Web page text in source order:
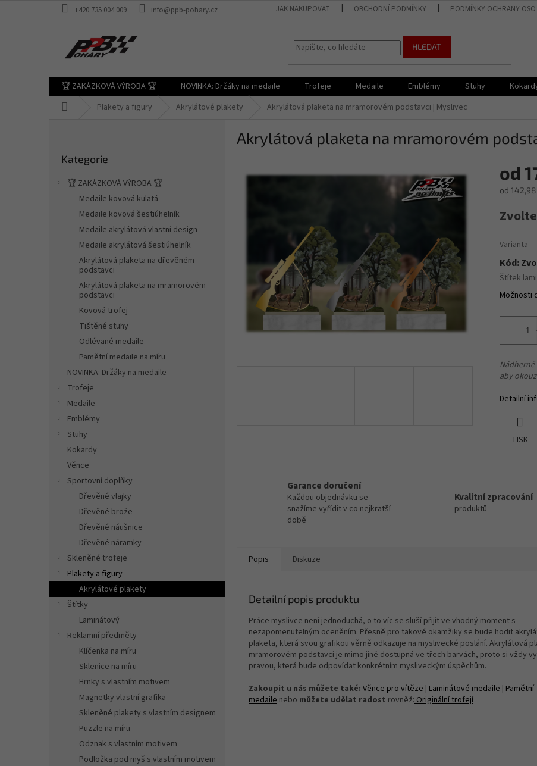
+420 735 004 009 info@ppb-pohary.cz JAK NAKUPOVAT OBCHODNÍ PODMÍNKY PODMÍNKY OCHRANY
HLEDAT
🏆 ZAKÁZKOVÁ VÝROBA 🏆 NOVINKA: Držáky na medaile Trofeje Medaile Emblémy Stuhy
Plakety a figury Akrylátové plakety Akrylátová plaketa na mramorovém podstavci | Myslivec
kategorie
Kategorie
🏆 ZAKÁZKOVÁ VÝROBA 🏆
Medaile kovová kulatá
Medaile kovová šestiúhelník
Medaile akrylátová vlastní design
Medaile akrylátová šestiúhelník
Akrylátová plaketa na dřevěném
podstavci
Akrylátová plaketa na mramorovém
podstavci
Kovová trofej
Tištěné stuhy
Odlévané medaile
Pamětní medaile na míru
NOVINKA: Držáky na medaile
Trofeje
Medaile
Emblémy
Stuhy
Kokardy
Věnce
Sportovní doplňky
Dřevěné vlajky
Dřevěné brože
Dřevěné náušnice
Dřevěné náramky
Skleněné trofeje
Plakety a figury
Akrylátové plakety
Štítky
Laminátový
Reklamní předměty
Klíčenka na míru
Sklenice na míru
Hrnky s vlastním motivem
Magnetky vlastní grafika
Skleněné plakety s vlastním designem
Puzzle na míru
Odznak s vlastním motivem
Podložka pod myš s vlastním motivem
Akrylátová plaketa na mramorovém
od
od 142,98
cena:
Varianta
Kód:
Štítek
Možnosti
aby
Detailní
TISK
Garance doručení
Každou objednávku se
snažíme vyřídit v co nejkratší
době
Kvalitní zpracování
produktů
Popis Diskuze
Detailní popis produktu
Práce myslivce není jednoduchá, o to víc se sluší přijít ve vhodný moment s
nezapomenutelným oceněním. Přesně pro takové okamžiky se bude hodit
plaketa, která svou grafikou věrně odkazuje na myslivecké poslání. Akrylátová
mramorovém podstavci je mimo jiné dostupná ve třech barvách, proto si vždy
pravou, která bude odpovídat konkrétním mysliveckým úspěchům.
Zakoupit u nás můžete také: Věnce pro vítěze | Laminátové medaile | Pamětní
medaile nebo můžete udělat radost rovněž: Originální trofejí